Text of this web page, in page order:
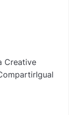
Creative